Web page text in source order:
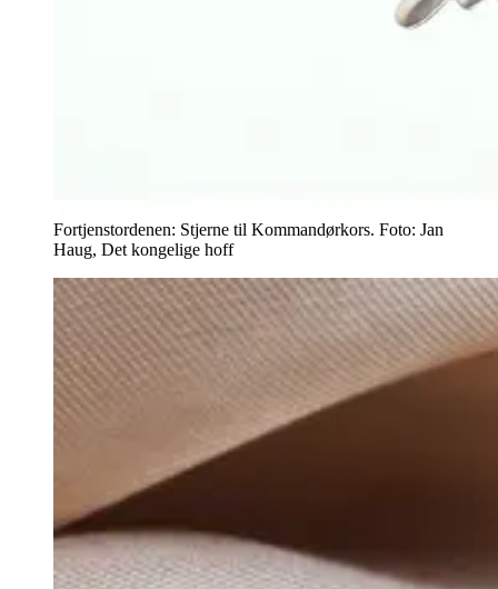
Fortjenstordenen: Stjerne til Kommandørkors. Foto: Jan
Haug, Det kongelige hoff